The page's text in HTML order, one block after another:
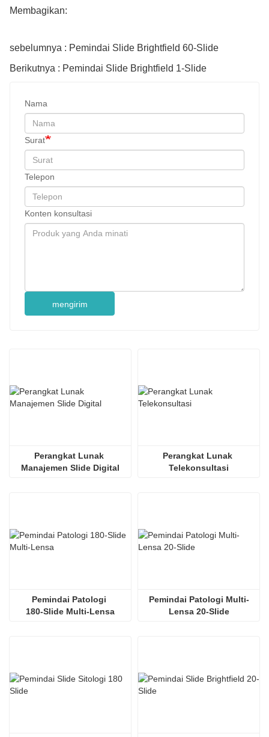
Membagikan:
sebelumnya : Pemindai Slide Brightfield 60-Slide
Berikutnya : Pemindai Slide Brightfield 1-Slide
Nama
Surat
Telepon
Konten konsultasi
mengirim
Perangkat Lunak
Manajemen Slide Digital
Perangkat Lunak
Telekonsultasi
Pemindai Patologi
180‑Slide Multi-Lensa
Pemindai Patologi Multi-
Lensa 20-Slide